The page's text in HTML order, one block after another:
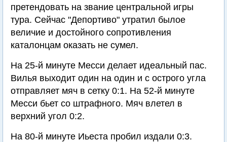
претендовать на звание центральной игры
тура. Сейчас "Депортиво" утратил былое
величие и достойного сопротивления
каталонцам оказать не сумел.
На 25-й минуте Месси делает идеальный пас.
Вилья выходит один на один и с острого угла
отправляет мяч в сетку 0:1. На 52-й минуте
Месси бьет со штрафного. Мяч влетел в
верхний угол 0:2.
На 80-й минуте Иьеста пробил издали 0:3.